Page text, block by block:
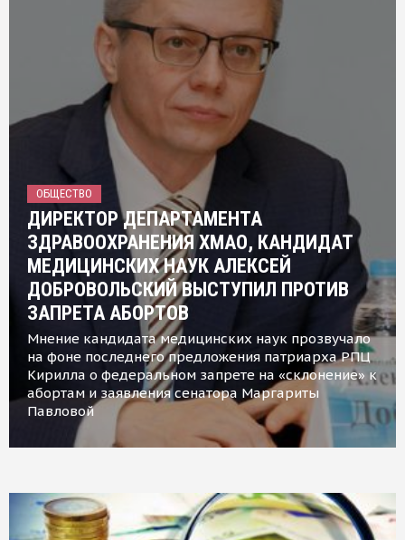
ОБЩЕСТВО
ДИРЕКТОР ДЕПАРТАМЕНТА
ЗДРАВООХРАНЕНИЯ ХМАО, КАНДИДАТ
МЕДИЦИНСКИХ НАУК АЛЕКСЕЙ
ДОБРОВОЛЬСКИЙ ВЫСТУПИЛ ПРОТИВ
ЗАПРЕТА АБОРТОВ
Мнение кандидата медицинских наук прозвучало
на фоне последнего предложения патриарха РПЦ
Кирилла о федеральном запрете на «склонение» к
абортам и заявления сенатора Маргариты
Павловой